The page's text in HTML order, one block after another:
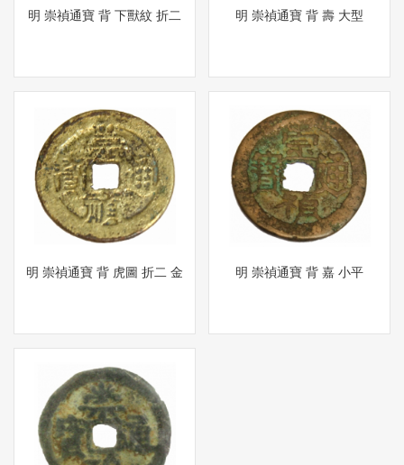
明 崇禎通寶 背 下獸紋 折二 明 崇禎通寶 背 壽 大型
明 崇禎通寶 背 虎圖 折二 金 明 崇禎通寶 背 嘉 小平